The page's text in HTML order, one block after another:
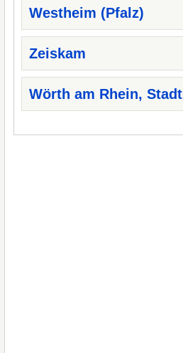
Westheim (Pfalz)
Zeiskam
Wörth am Rhein, Stadt